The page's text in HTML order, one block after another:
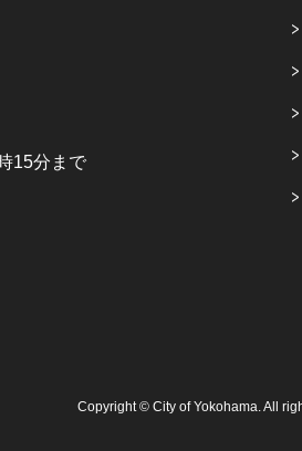
15分まで
Copyright © City of Yokohama. All